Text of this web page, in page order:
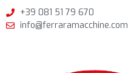
+39 081 51 79 670
info@ferraramacchine.com